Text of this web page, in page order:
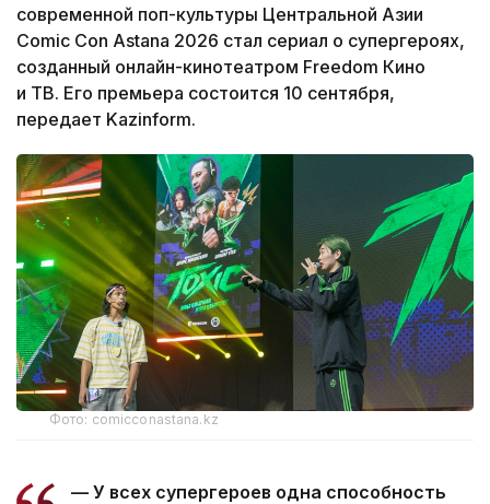
современной поп-культуры Центральной Азии
Comic Con Astana 2026 стал сериал о супергероях,
созданный онлайн-кинотеатром Freedom Кино
и ТВ. Его премьера состоится 10 сентября,
передает Kazinform.
Фото: comicconastana.kz
— У всех супергероев одна способность